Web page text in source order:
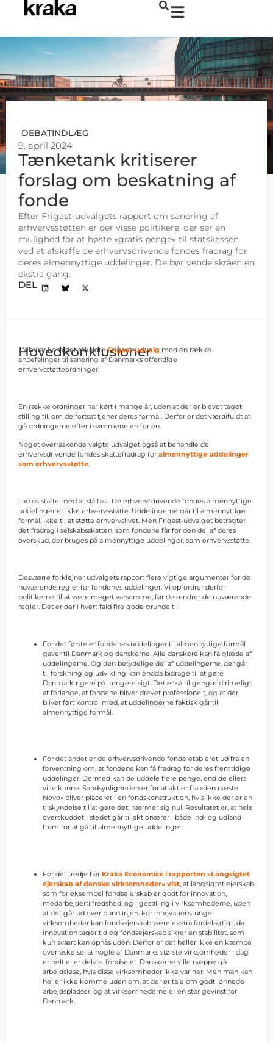
DEBATINDLÆG
9. april 2024
Tænketank kritiserer
forslag om beskatning af
fonde
Efter Frigast-udvalgets rapport om sanering af
erhvervsstøtten er der visse politikere, der ser en
mulighed for at høste »gratis penge« til statskassen
ved at afskaffe de erhvervsdrivende fondes fradrag for
deres almennyttige uddelinger. De bør vende skråen en
ekstra gang.
DEL
Hovedkonklusioner
I februar kom det såkaldteFrigast-udvalg med en række
anbefalinger til sanering af Danmarks offentlige
erhvervsstøtteordninger.
En række ordninger har kørt i mange år, uden at der er blevet taget
stilling til, om de fortsat tjener deres formål. Derfor er det værdifuldt at
gå ordningerne efter i sømmene én for én.
Noget overraskende valgte udvalget også at behandle de
erhvervsdrivende fondes skattefradrag for almennyttige uddelinger
som erhvervsstøtte.
Lad os starte med at slå fast: De erhvervsdrivende fondes almennyttige
uddelinger er ikke erhvervsstøtte. Uddelingerne går til almennyttige
formål, ikke til at støtte erhvervslivet. Men Frigast-udvalget betragter
det fradrag i selskabsskatten, som fondene får for den del af deres
overskud, der bruges på almennyttige uddelinger, som erhvervsstøtte.
Desværre forklejner udvalgets rapport flere vigtige argumenter for de
nuværende regler for fondenes uddelinger. Vi opfordrer derfor
politikerne til at være meget varsomme, før de ændrer de nuværende
regler. Det er der i hvert fald fire gode grunde til:
For det første er fondenes uddelinger til almennyttige formål
gaver til Danmark og danskerne. Alle danskere kan få glæde af
uddelingerne. Og den betydelige del af uddelingerne, der går
til forskning og udvikling kan endda bidrage til at gøre
Danmark rigere på længere sigt. Det er så til gengæld rimeligt
at forlange, at fondene bliver drevet professionelt, og at der
bliver ført kontrol med, at uddelingerne faktisk går til
almennyttige formål.
For det andet er de erhvervsdrivende fonde etableret ud fra en
forventning om, at fondene kan få fradrag for deres fremtidige
uddelinger. Dermed kan de uddele flere penge, end de ellers
ville kunne. Sandsynligheden er for at aktier fra »den næste
Novo« bliver placeret i en fondskonstruktion, hvis ikke der er en
tilskyndelse til at gøre det, nærmer sig nul. Resultatet er, at hele
overskuddet i stedet går til aktionærer i både ind- og udland
frem for at gå til almennyttige uddelinger.
For det tredje har Kraka Economics i rapporten »Langsigtet
ejerskab af danske virksomheder« vist, at langsigtet ejerskab
som for eksempel fondsejerskab er godt for innovation,
medarbejdertilfredshed, og ligestilling i virksomhederne, uden
at det går ud over bundlinjen. For innovationstunge
virksomheder kan fondsejerskab være ekstra fordelagtigt, da
innovation tager tid og fondsejerskab sikrer en stabilitet, som
kun svært kan opnås uden. Derfor er det heller ikke en kæmpe
overraskelse, at nogle af Danmarks største virksomheder i dag
er helt eller delvist fondsejet. Danskerne ville næppe gå
arbejdsløse, hvis disse virksomheder ikke var her. Men man kan
heller ikke komme uden om, at der er tale om godt lønnede
arbejdspladser, og at virksomhederne er en stor gevinst for
Danmark.